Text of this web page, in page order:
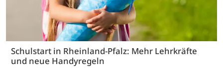
Schulstart in Rheinland-Pfalz: Mehr Lehrkräfte
und neue Handyregeln